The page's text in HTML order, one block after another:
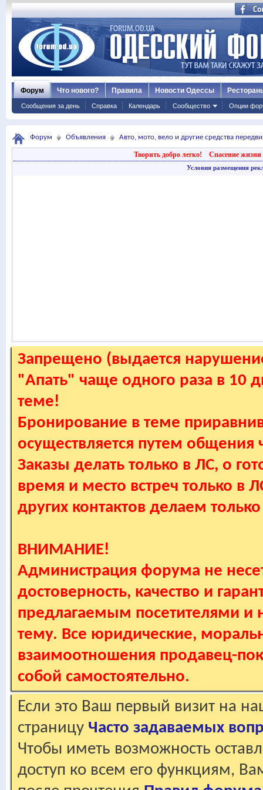
Форум
Сообщения за день Справка Календарь Сообщество Опции
Что нового? Правила Новости Одессы
Форум Объявления Авто, мото, вело и другие средства
Творить добро легко! Спасение жизни
Условия размещения
Запрещено (выдается
"Апать" чаще одного раза в 10
теме!
Бронирование в теме
осуществляется путем
Заказы делать только в ЛС, о
время и место встреч только в
других контактов делаем
ВНИМАНИЕ!
Администрация форума не
достоверность, качество и
предлагаемым посетителями и
тему. Все юридические,
взаимоотношения продавец-
собой самостоятельно.
Если это Ваш первый визит на
страницу Часто задаваемых
Чтобы иметь возможность
доступ ко всем его функциям,